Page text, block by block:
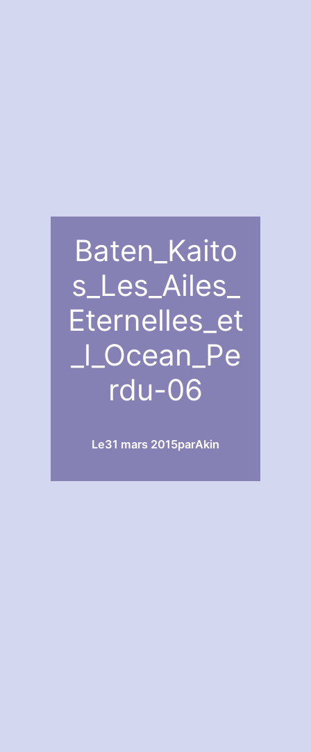
Baten_Kaito
s_Les_Ailes_
Eternelles_et
_l_Ocean_Pe
rdu-06
Le31 mars 2015parAkin